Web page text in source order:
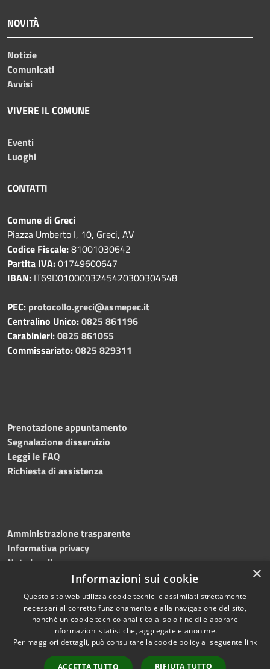
NOVITÀ
Notizie
Comunicati
Avvisi
VIVERE IL COMUNE
Eventi
Luoghi
CONTATTI
Comune di Greci
Piazza Umberto I, 10, Greci, AV
Codice Fiscale:81001030642
Partita IVA:01749600647
IBAN: IT69D0100003245420300304548
PEC: protocollo.greci@asmepec.it
Centralino Unico:0825 861196
Carabinieri:0825 861055
Commissariato:0825 829311
Prenotazione appuntamento
Segnalazione disservizio
Leggi le FAQ
Richiesta di assistenza
Amministrazione trasparente
Informativa privacy
Note legali
Dichiarazione di accessibilità
Accessibilità
Copyright © 2026 • Comune di
Greci • Powered by
Municipium• Accesso
×
Informazioni sui cookie
Questo sito web utilizza cookie tecnici e assimilati strettamente
necessari al corretto funzionamento e alla navigazione del sito,
nonché un cookie tecnico analitico al solo fine di elaborare
informazioni statistiche, aggregate e anonime.
Per maggiori dettagli, può consultare la cookie policy al seguente link
ACCETTA TUTTO RIFIUTA TUTTO